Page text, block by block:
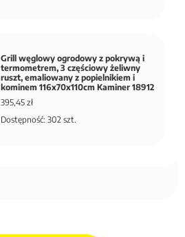
Grill węglowy ogrodowy z pokrywą i
termometrem, 3 częściowy żeliwny
ruszt, emaliowany z popielnikiem i
kominem 116x70x110cm Kaminer 18912
395,45 zł
Dostępność: 302 szt.